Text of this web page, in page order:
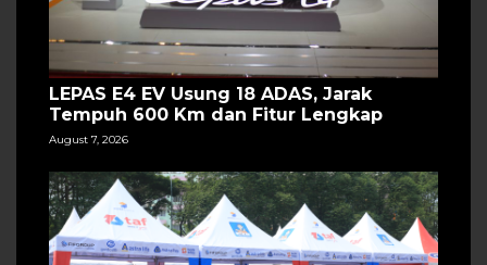
LEPAS E4 EV Usung 18 ADAS, Jarak
Tempuh 600 Km dan Fitur Lengkap
August 7, 2026